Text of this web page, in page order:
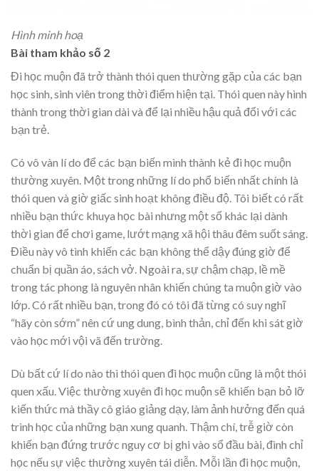
Hình minh hoạ
Bài tham khảo số 2
Đi học muộn đã trở thành thói quen thường gặp của các bạn
học sinh, sinh viên trong thời điểm hiện tại. Thói quen này hình
thành trong thời gian dài và để lại nhiều hậu quả đối với các
bạn trẻ.
Có vô vàn lí do để các bạn biến mình thành kẻ đi học muộn
thường xuyên. Một trong những lí do phổ biến nhất chính là
thói quen và giờ giấc sinh hoạt không điều độ. Tôi biết có rất
nhiều bạn thức khuya học bài nhưng một số khác lại dành
thời gian để chơi game, lướt mạng xã hội thâu đêm suốt sáng.
Điều này vô tình khiến các bạn không thể dậy đúng giờ để
chuẩn bị quần áo, sách vở. Ngoài ra, sự chậm chạp, lề mề
trong tác phong là nguyên nhân khiến chúng ta muộn giờ vào
lớp. Có rất nhiều bạn, trong đó có tôi đã từng có suy nghĩ
“hãy còn sớm” nên cứ ung dung, bình thản, chỉ đến khi sát giờ
vào học mới vội vã đến trường.
Dù bất cứ lí do nào thì thói quen đi học muộn cũng là một thói
quen xấu. Việc thường xuyên đi học muộn sẽ khiến bạn bỏ lỡ
kiến thức mà thầy cô giáo giảng dạy, làm ảnh hưởng đến quá
trình học của những bạn xung quanh. Thậm chí, trễ giờ còn
khiến bạn đứng trước nguy cơ bị ghi vào sổ đầu bài, đình chỉ
học nếu sự việc thường xuyên tái diễn. Mỗi lần đi học muộn,